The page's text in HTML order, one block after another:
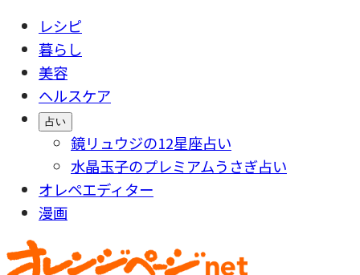
レシピ
暮らし
美容
ヘルスケア
占い
鏡リュウジの12星座占い
水晶玉子のプレミアムうさぎ占い
オレペエディター
漫画